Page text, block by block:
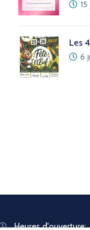
Les
6
Heures d'ouverture: